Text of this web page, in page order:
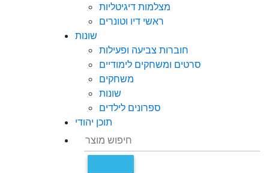
מצלמות דיגיטליות
ראשי דיו וטונרים
שונות
חוברות צביעה ופעילות
סרטים ומשחקים לימודיים
משחקים
שונות
ספרונים לילדים
תוכן יהודי